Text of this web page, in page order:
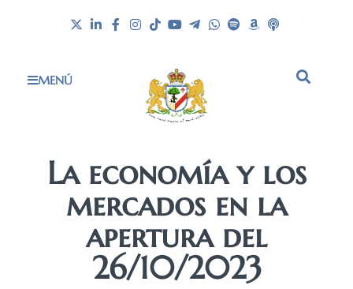
MENÚ
La economía y los
mercados en la
apertura del
26/10/2023